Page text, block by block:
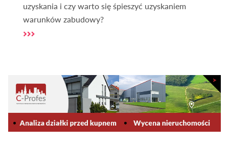
uzyskania i czy warto się śpieszyć uzyskaniem
warunków zabudowy?